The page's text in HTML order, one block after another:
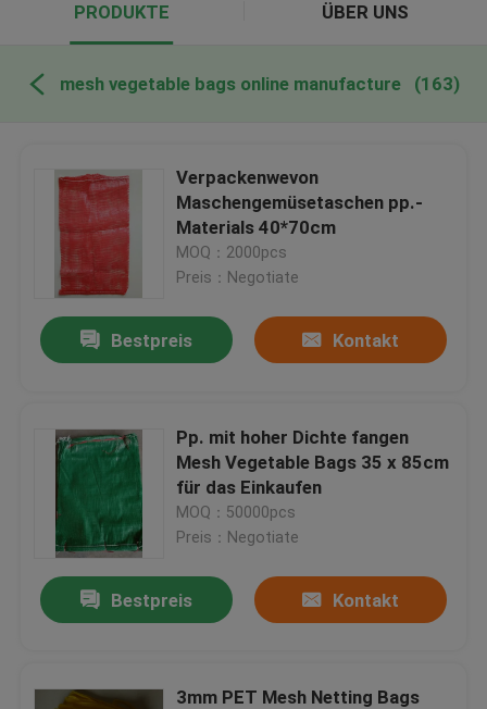
PRODUKTE ÜBER UNS
mesh vegetable bags online manufacture (163)
Verpackenwevon
Maschengemüsetaschen pp.-
Materials 40*70cm
MOQ：2000pcs
Preis：Negotiate
Bestpreis Kontakt
Pp. mit hoher Dichte fangen
Mesh Vegetable Bags 35 x 85cm
für das Einkaufen
MOQ：50000pcs
Preis：Negotiate
Bestpreis Kontakt
3mm PET Mesh Netting Bags